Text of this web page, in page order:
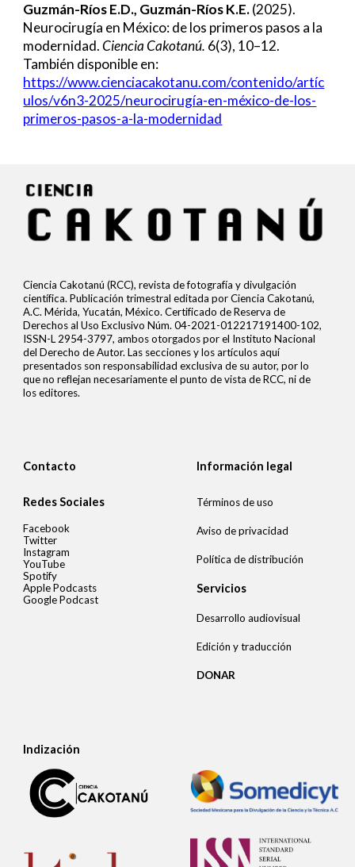
Guzmán-Ríos E.D., Guzmán-RíosK.E.(2025).
Neurocirugía en México: de los primeros pasos a la
modernidad.Ciencia Cakotanú. 6(3), 10–12.
También disponible en:
https://www.cienciacakotanu.com/contenido/artíc
ulos/v6n3-2025/neurocirugía-en-méxico-de-los-
primeros-pasos-a-la-modernidad
Ciencia Cakotanú (RCC), revista de fotografía y divulgación
científica. Publicación trimestral editada por Ciencia Cakotanú,
A.C. Mérida, Yucatán, México. Certificado de Reserva de
Derechos al Uso Exclusivo Núm. 04-2021-012217191400-102,
ISSN-L 2954-3797, ambos otorgados por el Instituto Nacional
del Derecho de Autor. Las secciones y los artículos aquí
presentados son responsabilidad exclusiva de su autor, por lo
que no reflejan necesariamente el punto de vista de RCC, ni de
los editores.
Contacto
Redes Sociales
Facebook
Twitter
Instagram
YouTube
Spotify
Apple Podcasts
Google Podcast
Información legal
Términos de uso
Aviso de privacidad
Política de distribución
Servicios
Desarrollo audiovisual
Edición y traducción
DONAR
Indización